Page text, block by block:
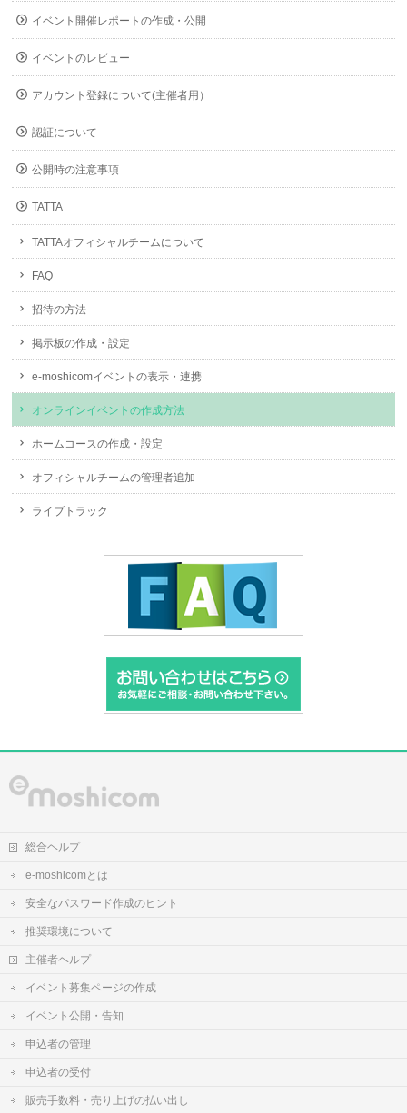
イベント開催レポートの作成・公開
イベントのレビュー
アカウント登録について(主催者用）
認証について
公開時の注意事項
TATTA
TATTAオフィシャルチームについて
FAQ
招待の方法
掲示板の作成・設定
e-moshicomイベントの表示・連携
オンラインイベントの作成方法
ホームコースの作成・設定
オフィシャルチームの管理者追加
ライブトラック
総合ヘルプ
e-moshicomとは
安全なパスワード作成のヒント
推奨環境について
主催者ヘルプ
イベント募集ページの作成
イベント公開・告知
申込者の管理
申込者の受付
販売手数料・売り上げの払い出し